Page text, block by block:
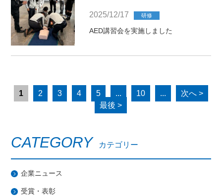
2025/12/17 研修
AED講習会を実施しました
1 2 3 4 5 ... 10 ...
次へ >
最後 >
CATEGORY カテゴリー
企業ニュース
受賞・表彰